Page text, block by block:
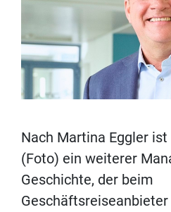
Nach Martina Eggler
(Foto) ein weiterer
Geschichte, der beim